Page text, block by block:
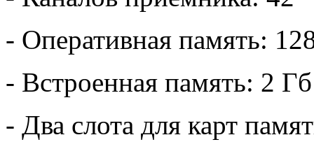
- Оперативная память:
- Встроенная память: 2 Гб
- Два слота для карт